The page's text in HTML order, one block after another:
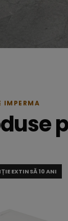
IMPERMA
EXTINSĂ 10 ANI